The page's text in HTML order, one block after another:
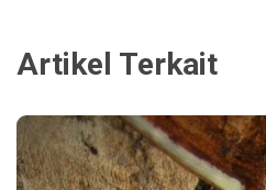
Artikel Terkait